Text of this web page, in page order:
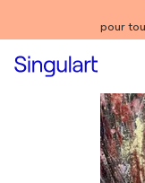
pour